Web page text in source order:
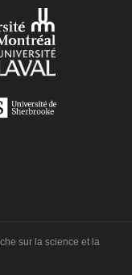
sur la science et la